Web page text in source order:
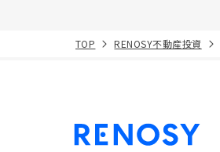
TOP RENOSY不動産投資